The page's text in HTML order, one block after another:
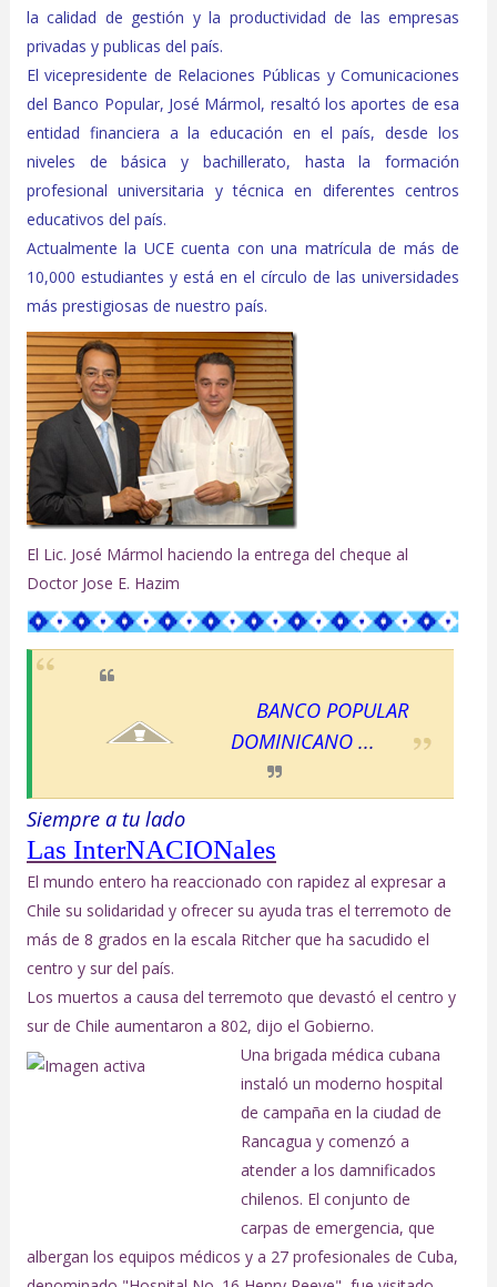
la calidad de gestión y la productividad de las empresas
privadas y publicas del país.
El vicepresidente de Relaciones Públicas y Comunicaciones
del Banco Popular, José Mármol, resaltó los aportes de esa
entidad financiera a la educación en el país, desde los
niveles de básica y bachillerato, hasta la formación
profesional universitaria y técnica en diferentes centros
educativos del país.
Actualmente la UCE cuenta con una matrícula de más de
10,000 estudiantes y está en el círculo de las universidades
más prestigiosas de nuestro país.
El Lic. José Mármol haciendo la entrega del cheque al
Doctor Jose E. Hazim
BANCO POPULAR
DOMINICANO ...
Siempre a tu lado
Las InterNACIONales
El mundo entero ha reaccionado con rapidez al expresar a
Chile su solidaridad y ofrecer su ayuda tras el terremoto de
más de 8 grados en la escala Ritcher que ha sacudido el
centro y sur del país.
Los muertos a causa del terremoto que devastó el centro y
sur de Chile aumentaron a 802, dijo el Gobierno.
Una brigada médica cubana
instaló un moderno hospital
de campaña en la ciudad de
Rancagua y comenzó a
atender a los damnificados
chilenos. El conjunto de
carpas de emergencia, que
albergan los equipos médicos y a 27 profesionales de Cuba,